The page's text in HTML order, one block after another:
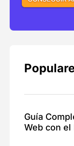
Guía
Web con el